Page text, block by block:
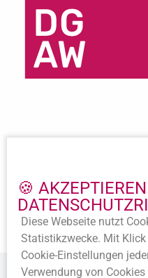
🍪
Diese Webseite nutzt
Statistik­zwecke. Mit Klick
Cookie-Ein­stellungen
Verwendung von
Wichtige Links
Datenschutz
Beitritt
Satzung